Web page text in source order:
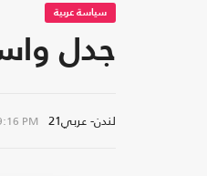
سياسة عربية
جدل
لندن- عربي21 PM